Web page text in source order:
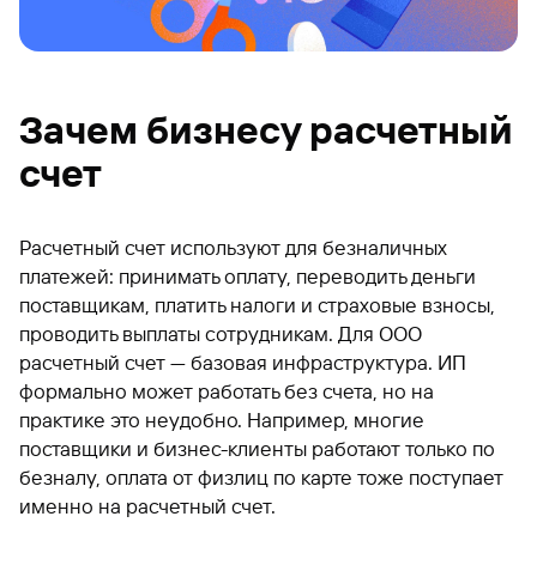
Зачем бизнесу расчетный
счет
Расчетный счет используют для безналичных
платежей: принимать оплату, переводить деньги
поставщикам, платить налоги и страховые взносы,
проводить выплаты сотрудникам. Для ООО
расчетный счет — базовая инфраструктура. ИП
формально может работать без счета, но на
практике это неудобно. Например, многие
поставщики и бизнес-клиенты работают только по
безналу, оплата от физлиц по карте тоже поступает
именно на расчетный счет.